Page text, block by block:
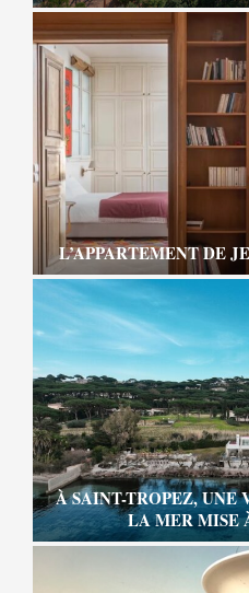
L’APPARTEMENT DE
À SAINT-TROPEZ, UNE
LA MER MISE